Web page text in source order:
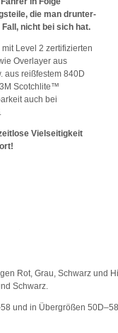
die man drunter-
nicht bei sich hat.
Level 2 zertifizierten
Overlayer aus
aus reißfestem 840D
Scotchlite™
auch bei
Vielseitigkeit
Rot, Grau, Schwarz und
Schwarz.
und in Übergrößen